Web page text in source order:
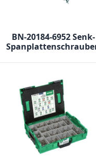
BN-20184-6952 Senk-